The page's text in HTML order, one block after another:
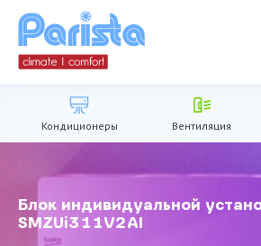
Кондиционеры Вентиляция
Блок индивидуальной
SMZUi311V2AI